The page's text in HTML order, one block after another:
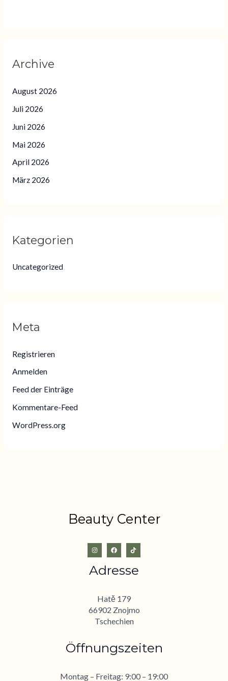
Archive
August 2026
Juli 2026
Juni 2026
Mai 2026
April 2026
März 2026
Kategorien
Uncategorized
Meta
Registrieren
Anmelden
Feed der Einträge
Kommentare-Feed
WordPress.org
Beauty Center
Adresse
Hatě 179
66902 Znojmo
Tschechien
Öffnungszeiten
Montag – Freitag: 9:00 – 19:00